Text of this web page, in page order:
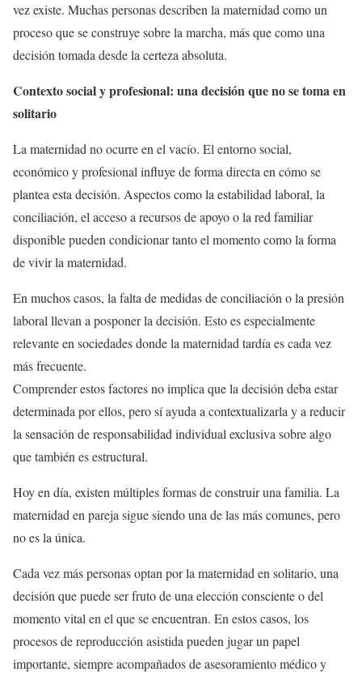
vez existe. Muchas personas describen la maternidad como un
proceso que se construye sobre la marcha, más que como una
decisión tomada desde la certeza absoluta.
Contexto social y profesional: una decisión que no se toma en
solitario
La maternidad no ocurre en el vacío. El entorno social,
económico y profesional influye de forma directa en cómo se
plantea esta decisión. Aspectos como la estabilidad laboral, la
conciliación, el acceso a recursos de apoyo o la red familiar
disponible pueden condicionar tanto el momento como la forma
de vivir la maternidad.
En muchos casos, la falta de medidas de conciliación o la presión
laboral llevan a posponer la decisión. Esto es especialmente
relevante en sociedades donde la maternidad tardía es cada vez
más frecuente.
Comprender estos factores no implica que la decisión deba estar
determinada por ellos, pero sí ayuda a contextualizarla y a reducir
la sensación de responsabilidad individual exclusiva sobre algo
que también es estructural.
Hoy en día, existen múltiples formas de construir una familia. La
maternidad en pareja sigue siendo una de las más comunes, pero
no es la única.
Cada vez más personas optan por la maternidad en solitario, una
decisión que puede ser fruto de una elección consciente o del
momento vital en el que se encuentran. En estos casos, los
procesos de reproducción asistida pueden jugar un papel
importante, siempre acompañados de asesoramiento médico y